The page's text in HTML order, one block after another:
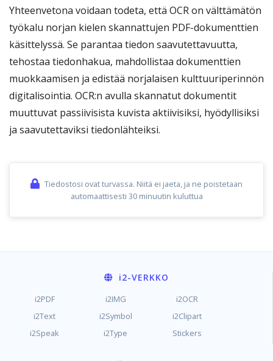
Yhteenvetona voidaan todeta, että OCR on välttämätön
työkalu norjan kielen skannattujen PDF-dokumenttien
käsittelyssä. Se parantaa tiedon saavutettavuutta,
tehostaa tiedonhakua, mahdollistaa dokumenttien
muokkaamisen ja edistää norjalaisen kulttuuriperinnön
digitalisointia. OCR:n avulla skannatut dokumentit
muuttuvat passiivisista kuvista aktiivisiksi, hyödyllisiksi
ja saavutettaviksi tiedonlähteiksi.
Tiedostosi ovat turvassa. Niitä ei jaeta, ja ne poistetaan
automaattisesti 30 minuutin kuluttua
i2-VERKKO
i2PDF i2IMG
i2OCR
i2Text
i2Symbol
i2Clipart
i2Speak
i2Type Stickers